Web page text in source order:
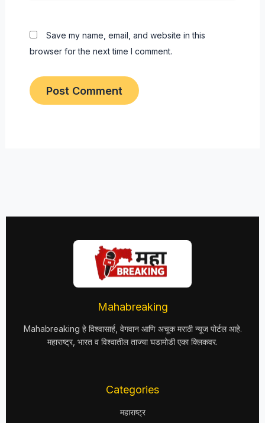
Save my name, email, and website in this
browser for the next time I comment.
Mahabreaking
Mahabreaking हे विश्वासार्ह, वेगवान आणि अचूक मराठी न्यूज पोर्टल आहे.
महाराष्ट्र, भारत व विश्वातील ताज्या घडामोडी एका क्लिकवर.
Categories
महाराष्ट्र